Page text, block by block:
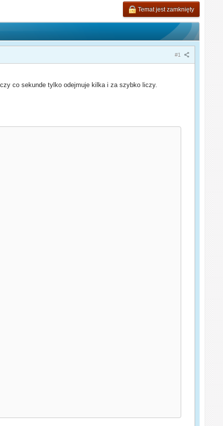
Temat jest zamknięty
#1
co sekunde tylko odejmuje kilka i za szybko liczy.